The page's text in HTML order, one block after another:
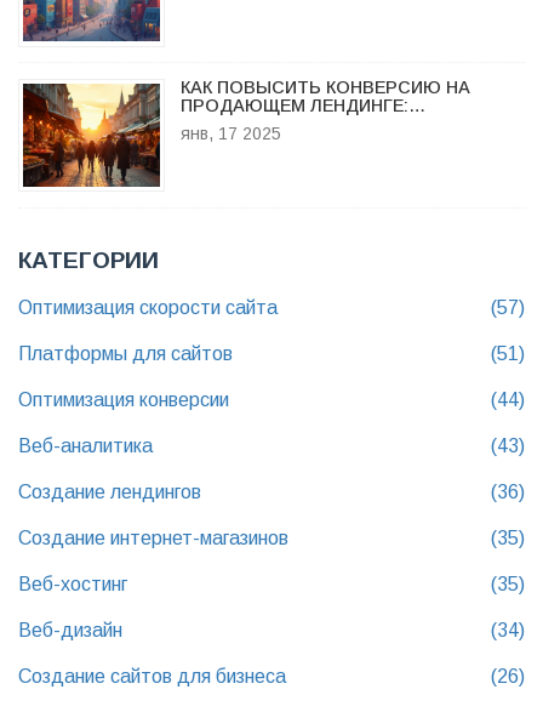
КАК ПОВЫСИТЬ КОНВЕРСИЮ НА
ПРОДАЮЩЕМ ЛЕНДИНГЕ:
ПРАКТИЧЕСКИЕ СОВЕТЫ
янв, 17 2025
КАТЕГОРИИ
Оптимизация скорости сайта (57)
Платформы для сайтов (51)
Оптимизация конверсии (44)
Веб-аналитика (43)
Создание лендингов (36)
Создание интернет-магазинов (35)
Веб-хостинг (35)
Веб-дизайн (34)
Создание сайтов для бизнеса (26)